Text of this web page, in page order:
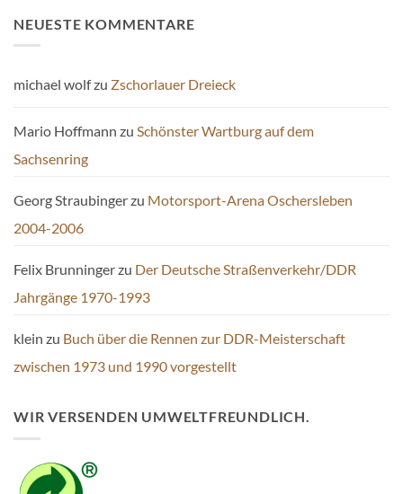
NEUESTE KOMMENTARE
michael wolfzu Zschorlauer Dreieck
Mario Hoffmann zu Schönster Wartburg auf dem
Sachsenring
Georg Straubingerzu Motorsport-Arena Oschersleben
2004-2006
Felix Brunningerzu Der Deutsche Straßenverkehr/DDR
Jahrgänge 1970-1993
klein zu Buch über die Rennen zur DDR-Meisterschaft
zwischen 1973 und 1990 vorgestellt
WIR VERSENDEN UMWELTFREUNDLICH.